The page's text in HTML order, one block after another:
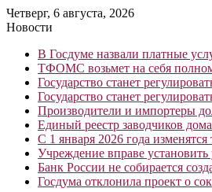
Четверг, 6 августа, 2026
Новости
В Госдуме назвали платные
ТФОМС возьмет на себя
Государство станет
Государство станет
Производители и импортеры
Единый реестр заводчиков
С 1 января 2026 года
Учреждение вправе
Банк России не собирается
Госдума отклонила проект о